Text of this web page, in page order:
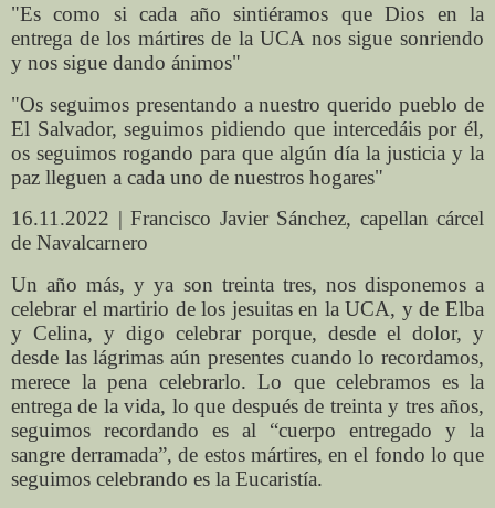
"Es como si cada año sintiéramos que Dios en la
entrega de los mártires de la UCA nos sigue sonriendo
y nos sigue dando ánimos"
"Os seguimos presentando a nuestro querido pueblo de
El Salvador, seguimos pidiendo que intercedáis por él,
os seguimos rogando para que algún día la justicia y la
paz lleguen a cada uno de nuestros hogares"
16.11.2022 | Francisco Javier Sánchez, capellan cárcel
de Navalcarnero
Un año más, y ya son treinta tres, nos disponemos a
celebrar el martirio de los jesuitas en la UCA, y de Elba
y Celina, y digo celebrar porque, desde el dolor, y
desde las lágrimas aún presentes cuando lo recordamos,
merece la pena celebrarlo. Lo que celebramos es la
entrega de la vida, lo que después de treinta y tres años,
seguimos recordando es al “cuerpo entregado y la
sangre derramada”, de estos mártires, en el fondo lo que
seguimos celebrando es la Eucaristía.